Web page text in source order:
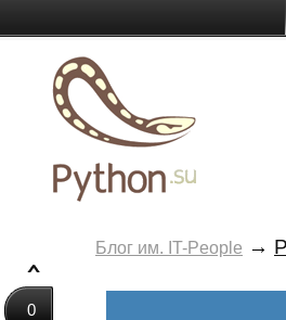
Блог им. IT-People →
0